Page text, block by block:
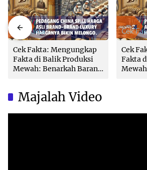
Cek Fakta
Cek Fakta: Mengungkap
Fakta di Balik Produksi
Mewah: Benarkah Barang
Cek
Cek
Fakta
Majalah Video